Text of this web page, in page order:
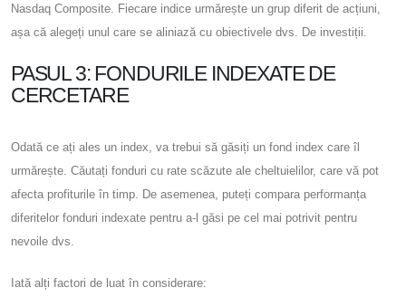
Nasdaq Composite. Fiecare indice urmărește un grup diferit de acțiuni,
așa că alegeți unul care se aliniază cu obiectivele dvs. De investiții.
PASUL 3: FONDURILE INDEXATE DE
CERCETARE
Odată ce ați ales un index, va trebui să găsiți un fond index care îl
urmărește. Căutați fonduri cu rate scăzute ale cheltuielilor, care vă pot
afecta profiturile în timp. De asemenea, puteți compara performanța
diferitelor fonduri indexate pentru a-l găsi pe cel mai potrivit pentru
nevoile dvs.
Iată alți factori de luat în considerare: